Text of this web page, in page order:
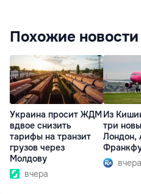
Похожие новости
Украина просит ЖДМ
вдвое снизить
тарифы на транзит
грузов через
Молдову
вчера
Из
три
Лондон,
вчера